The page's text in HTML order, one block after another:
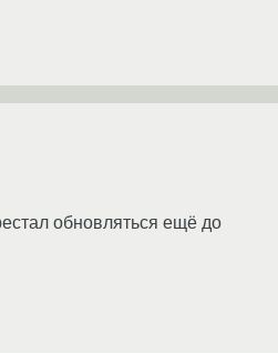
обновляться ещё до